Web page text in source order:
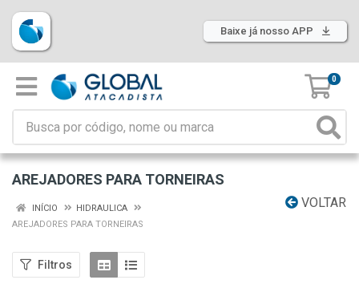
Baixe já nosso APP
0
AREJADORES PARA TORNEIRAS
VOLTAR
INÍCIO
HIDRAULICA
AREJADORES PARA TORNEIRAS
Filtros